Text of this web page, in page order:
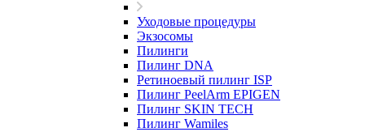
Уходовые процедуры
Экзосомы
Пилинги
Пилинг DNA
Ретиноевый пилинг ISP
Пилинг PeelArm EPIGEN
Пилинг SKIN TECH
Пилинг Wamiles